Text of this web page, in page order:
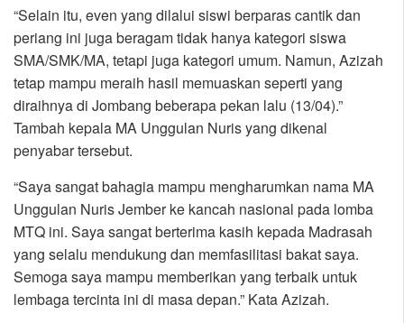
“Selain itu, even yang dilalui siswi berparas cantik dan
periang ini juga beragam tidak hanya kategori siswa
SMA/SMK/MA, tetapi juga kategori umum. Namun, Azizah
tetap mampu meraih hasil memuaskan seperti yang
diraihnya di Jombang beberapa pekan lalu (13/04).”
Tambah kepala MA Unggulan Nuris yang dikenal
penyabar tersebut.
“Saya sangat bahagia mampu mengharumkan nama MA
Unggulan Nuris Jember ke kancah nasional pada lomba
MTQ ini. Saya sangat berterima kasih kepada Madrasah
yang selalu mendukung dan memfasilitasi bakat saya.
Semoga saya mampu memberikan yang terbaik untuk
lembaga tercinta ini di masa depan.” Kata Azizah.